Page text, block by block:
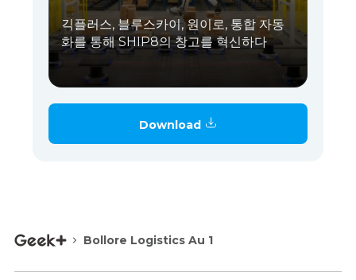
긱플러스, 블루스카이, 원이로, 통합 자동
화를 통해 SHIP8의 창고를 혁신하다
Download
Bollore Logistics Au 1